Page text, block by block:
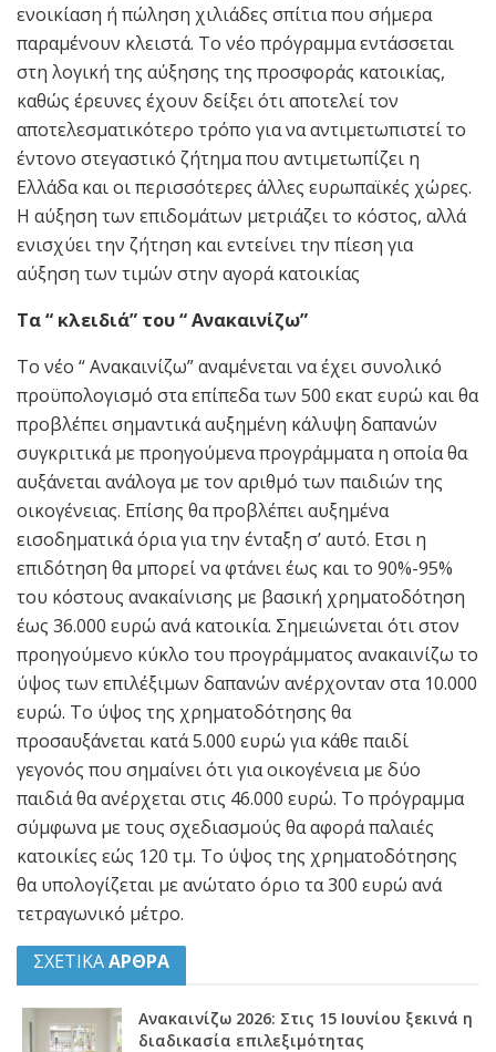
ενοικίαση ή πώληση χιλιάδες σπίτια που σήμερα
παραμένουν κλειστά. Το νέο πρόγραμμα εντάσσεται
στη λογική της αύξησης της προσφοράς κατοικίας,
καθώς έρευνες έχουν δείξει ότι αποτελεί τον
αποτελεσματικότερο τρόπο για να αντιμετωπιστεί το
έντονο στεγαστικό ζήτημα που αντιμετωπίζει η
Ελλάδα και οι περισσότερες άλλες ευρωπαϊκές χώρες.
Η αύξηση των επιδομάτων μετριάζει το κόστος, αλλά
ενισχύει την ζήτηση και εντείνει την πίεση για
αύξηση των τιμών στην αγορά κατοικίας
Τα “ κλειδιά” του “ Ανακαινίζω”
Το νέο “ Ανακαινίζω” αναμένεται να έχει συνολικό
προϋπολογισμό στα επίπεδα των 500 εκατ ευρώ και θα
προβλέπει σημαντικά αυξημένη κάλυψη δαπανών
συγκριτικά με προηγούμενα προγράμματα η οποία θα
αυξάνεται ανάλογα με τον αριθμό των παιδιών της
οικογένειας. Επίσης θα προβλέπει αυξημένα
εισοδηματικά όρια για την ένταξη σ’ αυτό. Ετσι η
επιδότηση θα μπορεί να φτάνει έως και το 90%-95%
του κόστους ανακαίνισης με βασική χρηματοδότηση
έως 36.000 ευρώ ανά κατοικία. Σημειώνεται ότι στον
προηγούμενο κύκλο του προγράμματος ανακαινίζω το
ύψος των επιλέξιμων δαπανών ανέρχονταν στα 10.000
ευρώ. Το ύψος της χρηματοδότησης θα
προσαυξάνεται κατά 5.000 ευρώ για κάθε παιδί
γεγονός που σημαίνει ότι για οικογένεια με δύο
παιδιά θα ανέρχεται στις 46.000 ευρώ. Το πρόγραμμα
σύμφωνα με τους σχεδιασμούς θα αφορά παλαιές
κατοικίες εώς 120 τμ. Το ύψος της χρηματοδότησης
θα υπολογίζεται με ανώτατο όριο τα 300 ευρώ ανά
τετραγωνικό μέτρο.
ΣΧΕΤΙΚΑΑΡΘΡΑ
Ανακαινίζω 2026: Στις 15 Ιουνίου ξεκινά η
διαδικασία επιλεξιμότητας